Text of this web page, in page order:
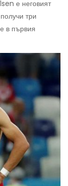
е неговият
три
в първия